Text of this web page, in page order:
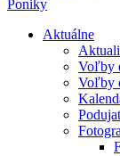
Poniky
Aktuálne
Voľby
Voľby